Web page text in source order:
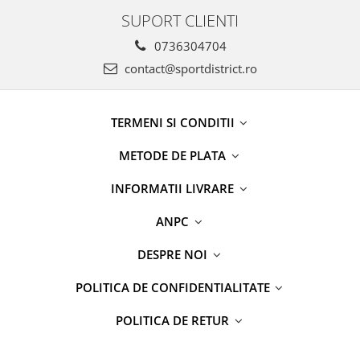
SUPORT CLIENTI
0736304704
contact@sportdistrict.ro
TERMENI SI CONDITII
METODE DE PLATA
INFORMATII LIVRARE
ANPC
DESPRE NOI
POLITICA DE CONFIDENTIALITATE
POLITICA DE RETUR